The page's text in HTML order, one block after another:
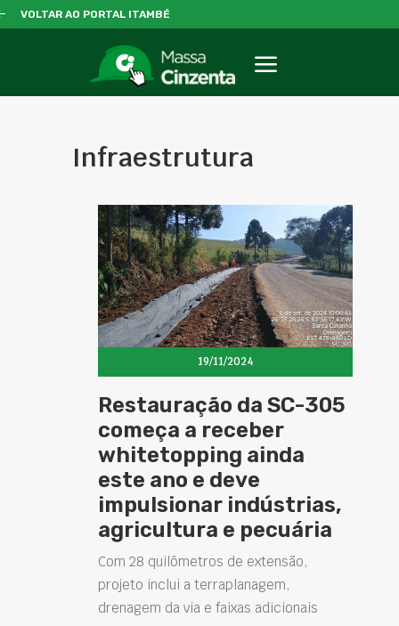
VOLTAR AO PORTAL ITAMBÉ
Infraestrutura
19/11/2024
Restauração da SC-305
começa a receber
whitetopping ainda
este ano e deve
impulsionar indústrias,
agricultura e pecuária
Com 28 quilômetros de extensão,
projeto inclui a terraplanagem,
drenagem da via e faixas adicionais